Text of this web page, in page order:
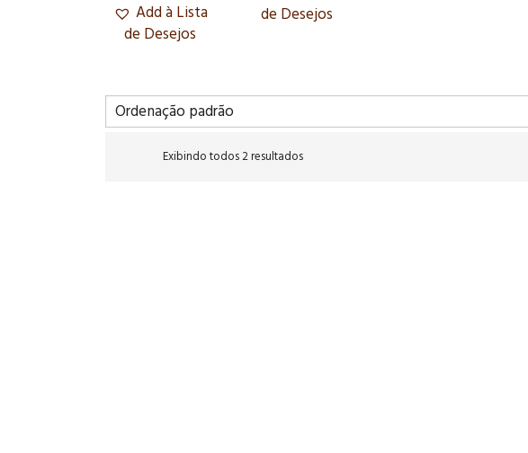
Add à Lista
de Desejos
de Desejos
Exibindo todos 2 resultados